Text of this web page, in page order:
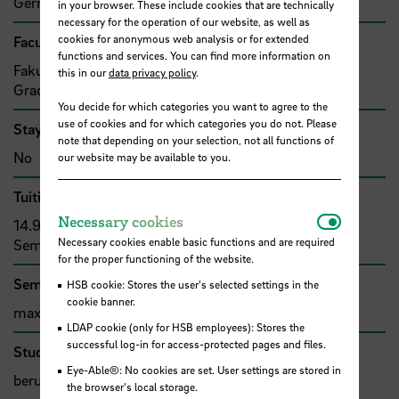
Faculty/institution
Fakultät Wirtschaftswissenschaften, International
Graduate Center (IGC)
Stay abroad
No
Tuition fee
14.900 € (ca. 446 € pro Monat), zzgl. ca. 150 €
Semestergebühren pro Semester
Seminar size
max. 25 Studierende
Study format
berufsbegleitendes Studium
in your browser. These include cookies that are technically
necessary for the operation of our website, as well as
cookies for anonymous web analysis or for extended
functions and services. You can find more information on
this in ourdata privacy policy.
You decide for which categories you want to agree to the
use of cookies and for which categories you do not. Please
note that depending on your selection, not all functions of
our website may be available to you.
Necessary cookies
Necessary cookies enable basic functions and are required
for the proper functioning of the website.
HSB cookie: Stores the user's selected settings in the
cookie banner.
LDAP cookie (only for HSB employees): Stores the
successful log-in for access-protected pages and files.
Eye-Able®: No cookies are set. User settings are stored in
the browser's local storage.